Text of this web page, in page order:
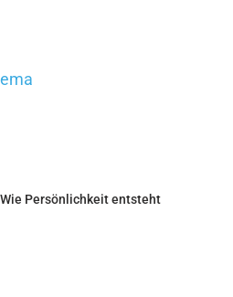
Persönlichkeit entsteht